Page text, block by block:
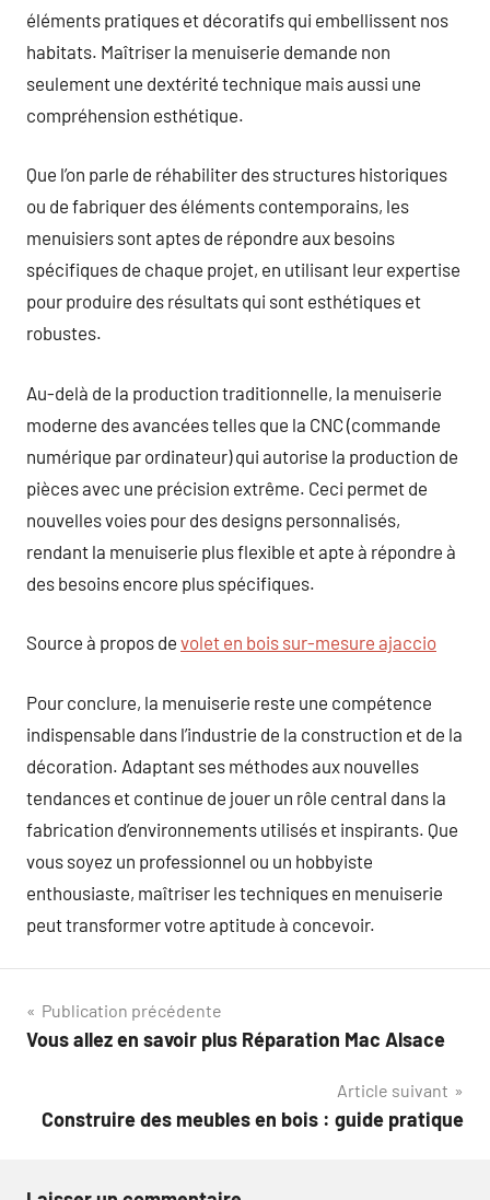
éléments pratiques et décoratifs qui embellissent nos
habitats. Maîtriser la menuiserie demande non
seulement une dextérité technique mais aussi une
compréhension esthétique.
Que l’on parle de réhabiliter des structures historiques
ou de fabriquer des éléments contemporains, les
menuisiers sont aptes de répondre aux besoins
spécifiques de chaque projet, en utilisant leur expertise
pour produire des résultats qui sont esthétiques et
robustes.
Au-delà de la production traditionnelle, la menuiserie
moderne des avancées telles que la CNC (commande
numérique par ordinateur) qui autorise la production de
pièces avec une précision extrême. Ceci permet de
nouvelles voies pour des designs personnalisés,
rendant la menuiserie plus flexible et apte à répondre à
des besoins encore plus spécifiques.
Source à propos de volet en bois sur-mesure ajaccio
Pour conclure, la menuiserie reste une compétence
indispensable dans l’industrie de la construction et de la
décoration. Adaptant ses méthodes aux nouvelles
tendances et continue de jouer un rôle central dans la
fabrication d’environnements utilisés et inspirants. Que
vous soyez un professionnel ou un hobbyiste
enthousiaste, maîtriser les techniques en menuiserie
peut transformer votre aptitude à concevoir.
Navigation
de
Publication précédente
Vous allez en savoir plus Réparation Mac Alsace
Article suivant
Construire des meubles en bois : guide pratique